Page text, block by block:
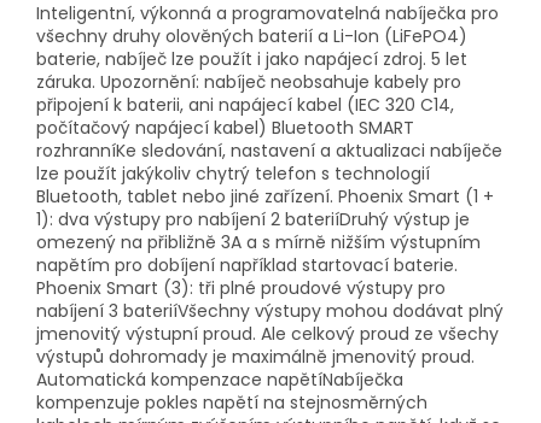
Inteligentní, výkonná a programovatelná nabíječka pro
všechny druhy olověných baterií a Li-Ion (LiFePO4)
baterie, nabíječ lze použít i jako napájecí zdroj. 5 let
záruka. Upozornění: nabíječ neobsahuje kabely pro
připojení k baterii, ani napájecí kabel (IEC 320 C14,
počítačový napájecí kabel) Bluetooth SMART
rozhranníKe sledování, nastavení a aktualizaci nabíječe
lze použít jakýkoliv chytrý telefon s technologií
Bluetooth, tablet nebo jiné zařízení. Phoenix Smart (1 +
1): dva výstupy pro nabíjení 2 bateriíDruhý výstup je
omezený na přibližně 3A a s mírně nižším výstupním
napětím pro dobíjení například startovací baterie.
Phoenix Smart (3): tři plné proudové výstupy pro
nabíjení 3 bateriíVšechny výstupy mohou dodávat plný
jmenovitý výstupní proud. Ale celkový proud ze všechy
výstupů dohromady je maximálně jmenovitý proud.
Automatická kompenzace napětíNabíječka
kompenzuje pokles napětí na stejnosměrných